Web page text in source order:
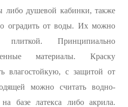
либо душевой кабинки, также
оградить от воды. Их можно
Принципиально
материалы. Краску
влагостойкую, с защитой от
можно считать водно-
базе латекса либо акрила.